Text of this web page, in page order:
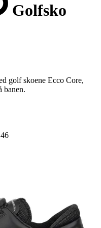
Golfsko
golf skoene Ecco Core,
banen.
46